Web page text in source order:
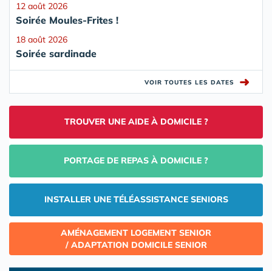
12 août 2026
Soirée Moules-Frites !
18 août 2026
Soirée sardinade
VOIR TOUTES LES DATES ➜
TROUVER UNE AIDE À DOMICILE ?
PORTAGE DE REPAS À DOMICILE ?
INSTALLER UNE TÉLÉASSISTANCE SENIORS
AMÉNAGEMENT LOGEMENT SENIOR
/ ADAPTATION DOMICILE SENIOR